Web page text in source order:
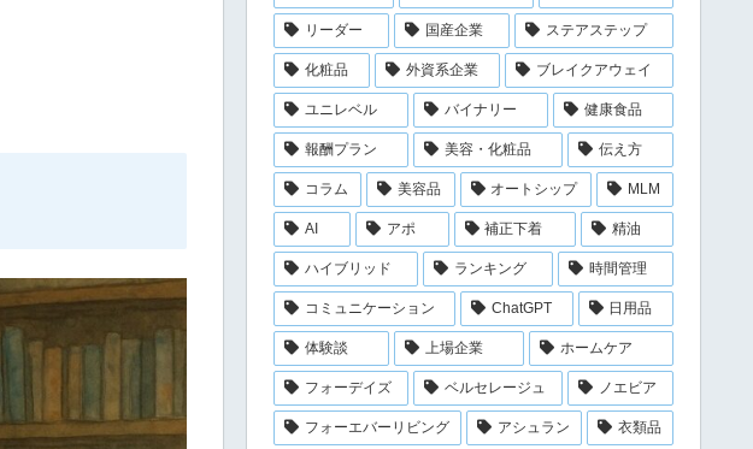
リーダー 国産企業 ステアステップ
化粧品 外資系企業 ブレイクアウェイ
ユニレベル バイナリー 健康食品
報酬プラン 美容・化粧品 伝え方
コラム 美容品 オートシップ MLM
AI アポ 補正下着 精油
ハイブリッド ランキング 時間管理
コミュニケーション ChatGPT 日用品
体験談 上場企業 ホームケア
フォーデイズ ベルセレージュ ノエビア
フォーエバーリビング アシュラン 衣類品